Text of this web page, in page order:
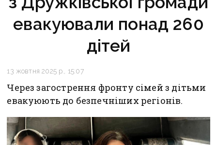
евакуювали понад 260
дітей
13 жовтня 2025 р., 15:07
Через загострення фронту сімей з дітьми
евакуюють до безпечніших регіонів.